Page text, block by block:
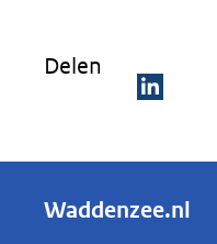
Delen
e
e
Waddenzee.nl